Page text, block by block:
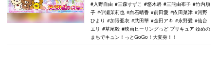
入野自由
三森すずこ 悠木碧 三瓶由布子
竹内順
子
伊瀬茉莉也 白石晴香 前田愛 依田菜津
河野
ひより
加隈亜衣 武田華 金田アキ 永野愛
仙台
エリ
草尾毅
映画ヒーリングっど プリキュア ゆめの
まちでキュン！っとGoGo！大変身！！